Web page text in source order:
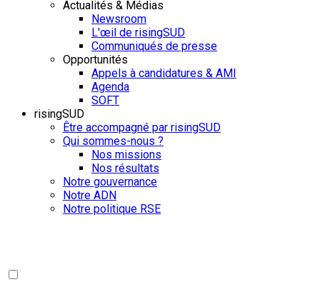
Actualités & Médias
Newsroom
L'œil de risingSUD
Communiqués de presse
Opportunités
Appels à candidatures & AMI
Agenda
SOFT
risingSUD
Être accompagné par risingSUD
Qui sommes-nous ?
Nos missions
Nos résultats
Notre gouvernance
Notre ADN
Notre politique RSE